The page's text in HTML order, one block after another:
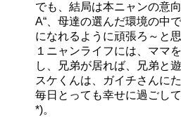
でも、結局は本ニャンの意
A“、母達の選んだ環境の中
になれるように頑張ろ～と
１ニャンライフには、ママ
し、兄弟が居れば、兄弟と
スケくんは、ガイチさんに
毎日とっても幸せに過ごし
*)。